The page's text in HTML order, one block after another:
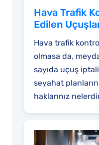
Hava Trafik
Edilen
Hava trafik
olmasa da,
sayıda uçuş
seyahat
haklarınız